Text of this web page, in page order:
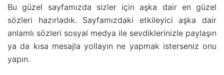
Bu güzel sayfamızda sizler için aşka dair en güzel
sözleri hazırladık. Sayfamızdaki etkileyici aşka dair
anlamlı sözleri sosyal medya ile sevdiklerinizle paylaşın
ya da kısa mesajla yollayın ne yapmak isterseniz onu
yapın.